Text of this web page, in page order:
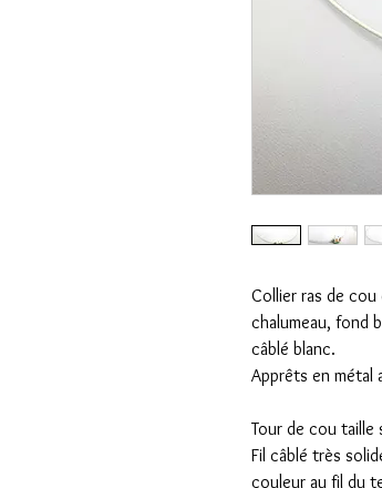
Collier ras de
chalumeau, fond
câblé blanc.
Apprêts en métal
Tour de cou taille
Fil câblé très
couleur au fil du